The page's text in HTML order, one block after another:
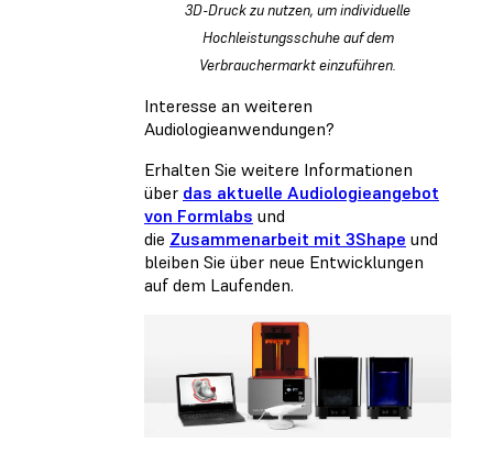
3D-Druck zu nutzen, um individuelle
Hochleistungsschuhe auf dem
Verbrauchermarkt einzuführen.
Interesse an weiteren
Audiologieanwendungen?
Erhalten Sie weitere Informationen
über das aktuelle Audiologieangebot
von Formlabs und
die Zusammenarbeit mit 3Shape und
bleiben Sie über neue Entwicklungen
auf dem Laufenden.